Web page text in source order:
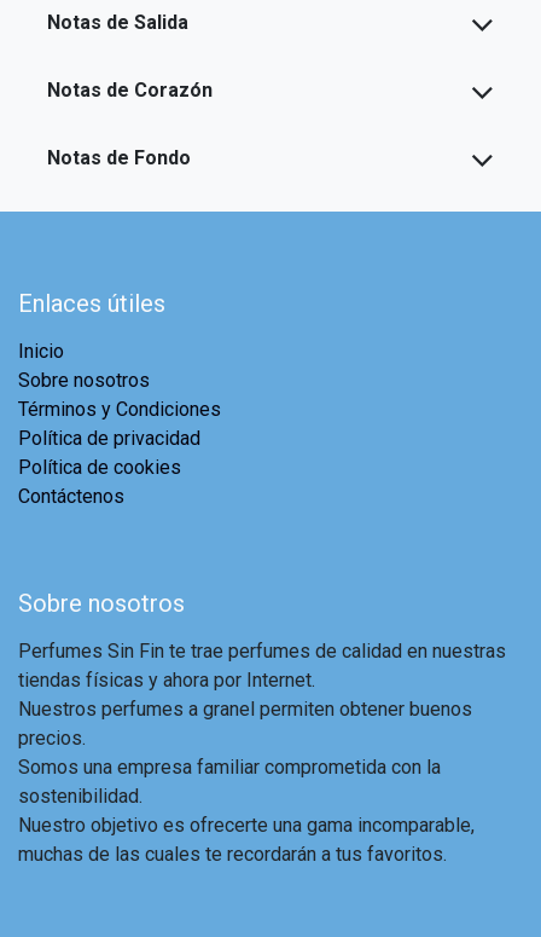
Notas de Salida
Notas de Corazón
Notas de Fondo
Enlaces útiles
Inicio
Sobre nosotros
Términos y Condiciones
Política de privacidad
Política de cookies
Contáctenos
Sobre nosotros
Perfumes Sin Fin te trae perfumes de calidad en nuestras
tiendas físicas y ahora por Internet.
Nuestros perfumes a granel permiten obtener buenos
precios.
Somos una empresa familiar comprometida con la
sostenibilidad.
Nuestro objetivo es ofrecerte una gama incomparable,
muchas de las cuales te recordarán a tus favoritos.